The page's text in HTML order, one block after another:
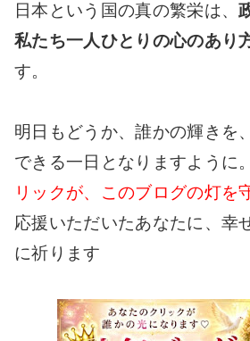
日本という国の真の繁栄は、
私たち一人ひとりの心のあり
す。
明日もどうか、誰かの輝きを
できる一日となりますように
リックが、このブログの灯を
応援いただいたあなたに、幸
に祈ります